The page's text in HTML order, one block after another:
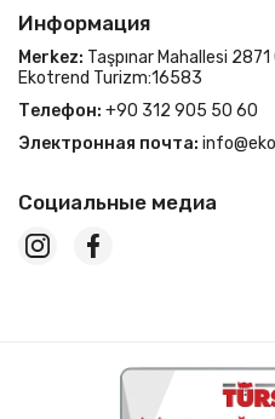
Информация
Merkez: Taşpınar Mahallesi
Ekotrend Turizm:16583
Телефон: +90 312 905 50 60
Электронная почта:
Социальные медиа